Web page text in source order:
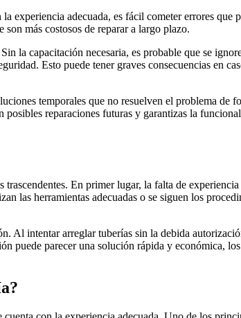
experiencia adecuada, es fácil cometer errores que
más costosos de reparar a largo plazo.
la capacitación necesaria, es probable que se
Esto puede tener graves consecuencias en
temporales que no resuelven el problema de
reparaciones futuras y garantizas la
En primer lugar, la falta de
las herramientas adecuadas o se siguen los
Al intentar arreglar tuberías sin la debida
puede parecer una solución rápida y económica,